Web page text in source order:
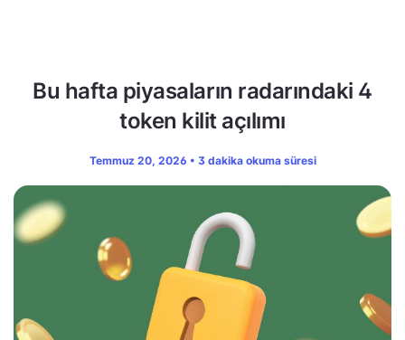
Bu hafta piyasaların radarındaki 4
token kilit açılımı
Temmuz 20, 2026 • 3 dakika okuma süresi